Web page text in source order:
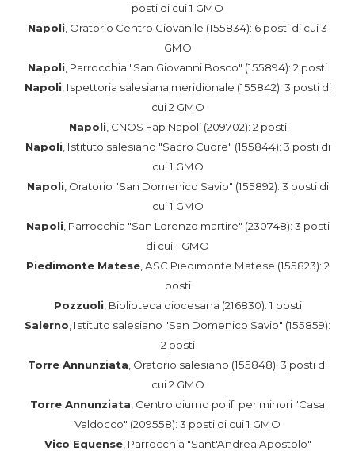
posti di cui 1 GMO
Napoli , Oratorio Centro Giovanile (155834): 6 posti di cui 3
GMO
Napoli , Parrocchia "San Giovanni Bosco" (155894): 2 posti
Napoli , Ispettoria salesiana meridionale (155842): 3 posti di
cui 2 GMO
Napoli , CNOS Fap Napoli (209702): 2 posti
Napoli , Istituto salesiano "Sacro Cuore" (155844): 3 posti di
cui 1 GMO
Napoli , Oratorio "San Domenico Savio" (155892): 3 posti di
cui 1 GMO
Napoli , Parrocchia "San Lorenzo martire" (230748): 3 posti
di cui 1 GMO
Piedimonte Matese, ASC Piedimonte Matese (155823): 2
posti
Pozzuoli , Biblioteca diocesana (216830): 1 posti
Salerno , Istituto salesiano "San Domenico Savio" (155859):
2 posti
Torre Annunziata , Oratorio salesiano (155848): 3 posti di
cui 2 GMO
Torre Annunziata , Centro diurno polif. per minori "Casa
Valdocco" (209558): 3 posti di cui 1 GMO
Vico Equense, Parrocchia "Sant'Andrea Apostolo"